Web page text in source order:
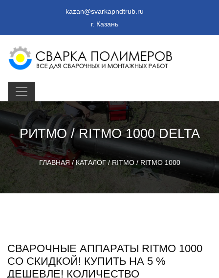
kazan@svarkapndtrub.ru
г. Казань
РИТМО / RITMO 1000 DELTA
ГЛАВНАЯ /КАТАЛОГ/RITMO/ RITMO 1000
СВАРОЧНЫЕ АППАРАТЫ RITMO 1000
СО СКИДКОЙ! КУПИТЬ НА 5 %
ДЕШЕВЛЕ! КОЛИЧЕСТВО